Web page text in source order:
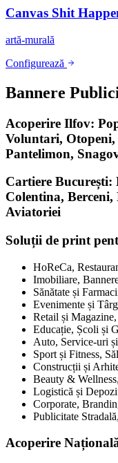
Canvas Shit
artă-murală
Configurează
Bannere
Acoperire Ilfov:
Voluntari,
Pantelimon,
Cartiere
Colentina,
Aviatoriei
Soluții de print
HoReCa,
Imobiliare,
Sănătate și
Evenimente și
Retail și
Educație, Școli și
Auto, Service-uri
Sport și Fitness,
Construcții și
Beauty &
Logistică și
Corporate,
Publicitate
Acoperire